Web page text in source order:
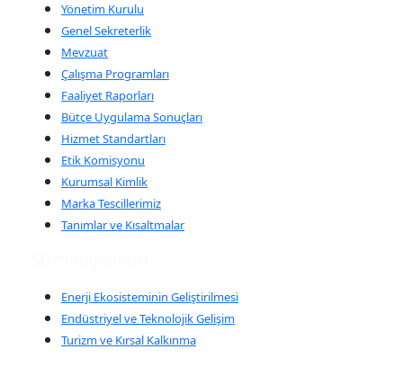
Yönetim Kurulu
Genel Sekreterlik
Mevzuat
Çalışma Programları
Faaliyet Raporları
Bütçe Uygulama Sonuçları
Hizmet Standartları
Etik Komisyonu
Kurumsal Kimlik
Marka Tescillerimiz
Tanımlar ve Kısaltmalar
Enerji Ekosisteminin Geliştirilmesi
Endüstriyel ve Teknolojik Gelişim
Turizm ve Kırsal Kalkınma